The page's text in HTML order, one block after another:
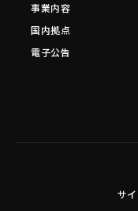
事業内容
国内拠点
電子公告
サ